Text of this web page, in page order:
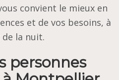
convient le mieux en
et de vos besoins, à
la nuit.
personnes